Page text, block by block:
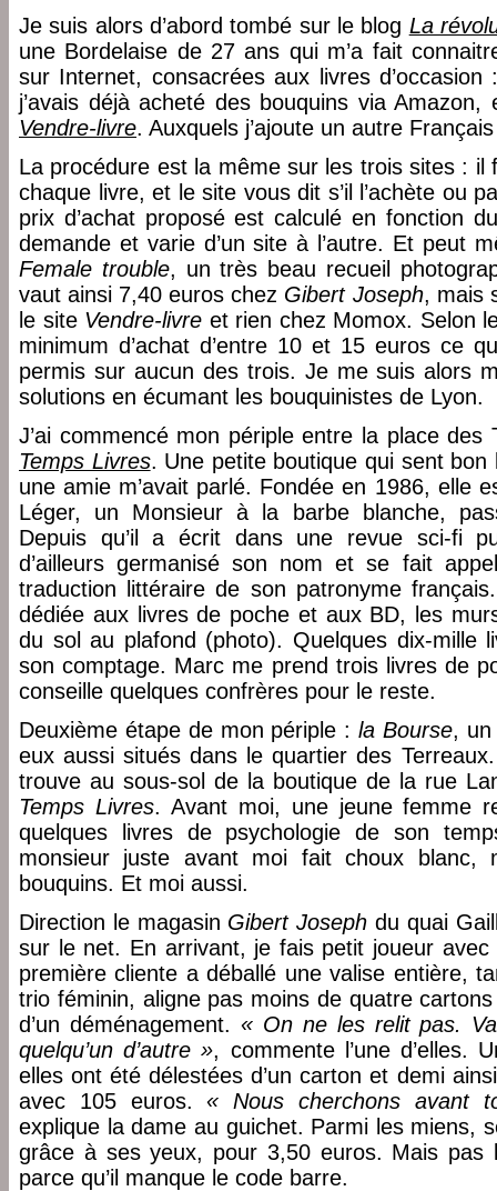
Je suis alors d’abord tombé sur le blog La
une Bordelaise de 27 ans qui m’a fait
sur Internet, consacrées aux livres d’occasion
j’avais déjà acheté des bouquins via
Vendre-livre. Auxquels j’ajoute un autre
La procédure est la même sur les trois sites : il
chaque livre, et le site vous dit s’il l’achète ou
prix d’achat proposé est calculé en fonction
demande et varie d’un site à l’autre. Et peut
Female trouble, un très beau recueil
vaut ainsi 7,40 euros chez Gibert Joseph, mais
le site Vendre-livre et rien chez Momox. Selon
minimum d’achat d’entre 10 et 15 euros ce
permis sur aucun des trois. Je me suis alors
solutions en écumant les bouquinistes de Lyon.
J’ai commencé mon périple entre la place des
Temps Livres. Une petite boutique qui sent
une amie m’avait parlé. Fondée en 1986, elle
Léger, un Monsieur à la barbe blanche,
Depuis qu’il a écrit dans une revue sci-fi
d’ailleurs germanisé son nom et se fait
traduction littéraire de son patronyme
dédiée aux livres de poche et aux BD, les
du sol au plafond (photo). Quelques dix-mille
son comptage. Marc me prend trois livres de
conseille quelques confrères pour le reste.
Deuxième étape de mon périple : la Bourse, un
eux aussi situés dans le quartier des
trouve au sous-sol de la boutique de la rue
Temps Livres. Avant moi, une jeune femme
quelques livres de psychologie de son
monsieur juste avant moi fait choux blanc,
bouquins. Et moi aussi.
Direction le magasin Gibert Joseph du quai
sur le net. En arrivant, je fais petit joueur
première cliente a déballé une valise entière,
trio féminin, aligne pas moins de quatre
d’un déménagement. « On ne les relit pas.
quelqu’un d’autre », commente l’une d’elles.
elles ont été délestées d’un carton et demi
avec 105 euros.« Nous cherchons avant
explique la dame au guichet. Parmi les miens,
grâce à ses yeux, pour 3,50 euros. Mais pas
parce qu’il manque le code barre.